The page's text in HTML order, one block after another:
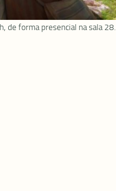
de forma presencial na sala 28.